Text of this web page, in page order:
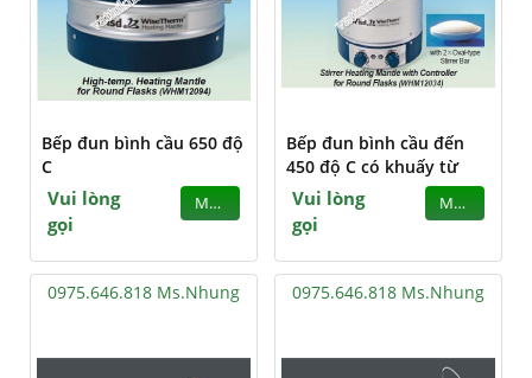
Bếp đun bình cầu 650 độ
C
Vui lòng
gọi
MUA
Bếp đun bình cầu đến
450 độ C có khuấy từ
Vui lòng
gọi
MUA
0975.646.818 Ms.Nhung 0975.646.818 Ms.Nhung